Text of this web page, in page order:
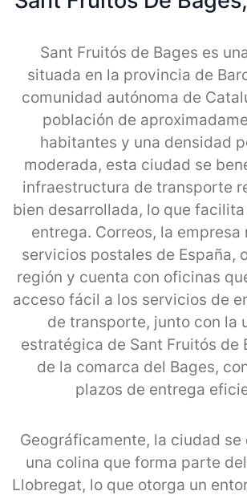
Sant Fruitós de Bages es
situada en la provincia de
comunidad autónoma de
población de
habitantes y una densidad
moderada, esta ciudad se
infraestructura de transporte
bien desarrollada, lo que
entrega. Correos, la empresa
servicios postales de España,
región y cuenta con oficinas
acceso fácil a los servicios de
de transporte, junto con la
estratégica de Sant Fruitós de
de la comarca del Bages,
plazos de entrega
Geográficamente, la ciudad se
una colina que forma parte
Llobregat, lo que otorga un